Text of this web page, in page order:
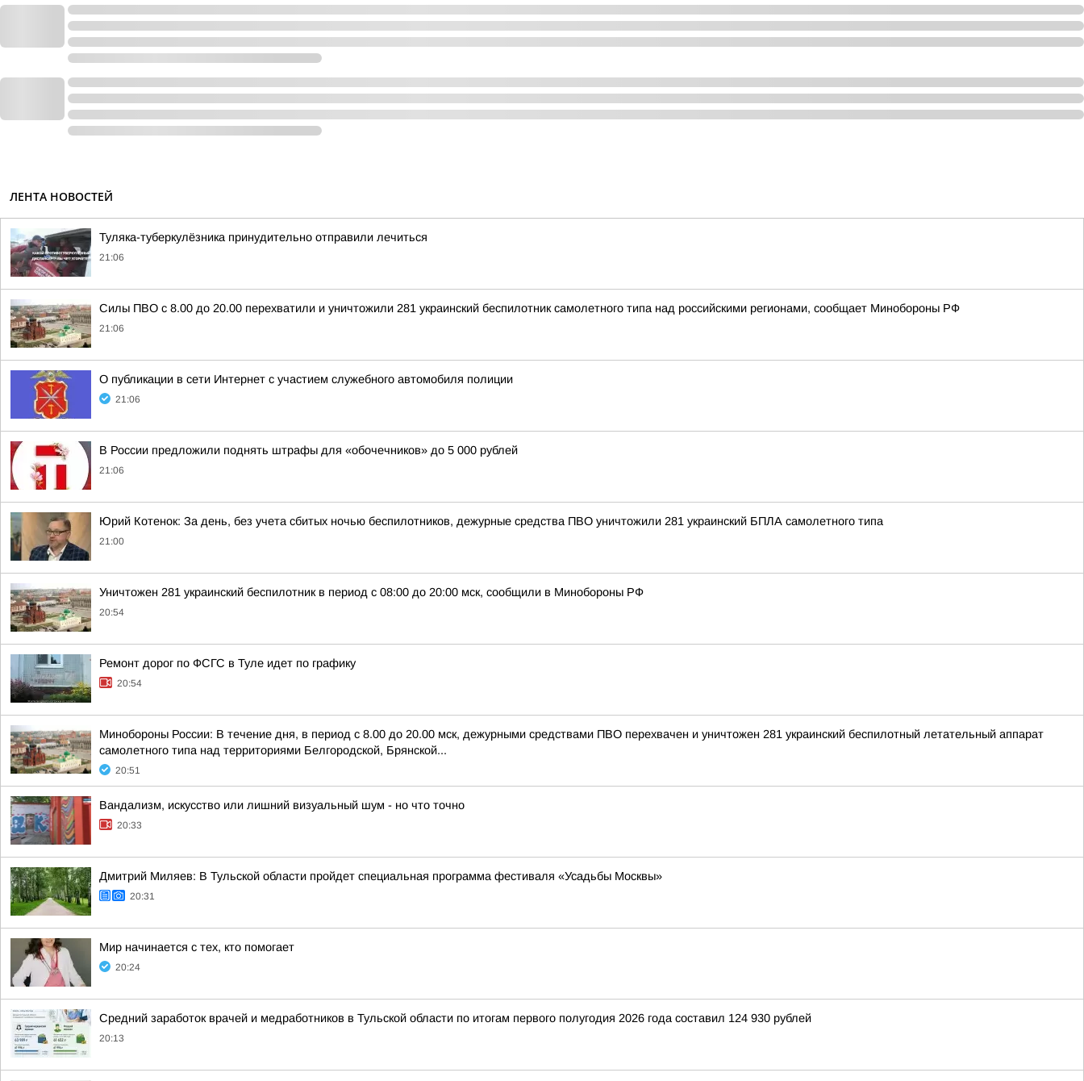
ЛЕНТА НОВОСТЕЙ
Туляка-туберкулёзника принудительно отправили лечиться
21:06
Силы ПВО с 8.00 до 20.00 перехватили и уничтожили 281 украинский беспилотник самолетного типа над российскими регионами, сообщает Минобороны РФ
21:06
О публикации в сети Интернет с участием служебного автомобиля полиции
21:06
В России предложили поднять штрафы для «обочечников» до 5 000 рублей
21:06
Юрий Котенок: За день, без учета сбитых ночью беспилотников, дежурные средства ПВО уничтожили 281 украинский БПЛА самолетного типа
21:00
Уничтожен 281 украинский беспилотник в период с 08:00 до 20:00 мск, сообщили в Минобороны РФ
20:54
Ремонт дорог по ФСГС в Туле идет по графику
20:54
Минобороны России: В течение дня, в период с 8.00 до 20.00 мск, дежурными средствами ПВО перехвачен и уничтожен 281 украинский беспилотный летательный аппарат
самолетного типа над территориями Белгородской, Брянской...
20:51
Вандализм, искусство или лишний визуальный шум - но что точно
20:33
Дмитрий Миляев: В Тульской области пройдет специальная программа фестиваля «Усадьбы Москвы»
20:31
Мир начинается с тех, кто помогает
20:24
Средний заработок врачей и медработников в Тульской области по итогам первого полугодия 2026 года составил 124 930 рублей
20:13